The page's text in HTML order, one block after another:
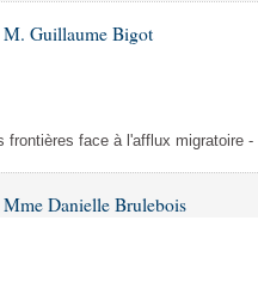
M. Guillaume Bigot
frontières face à l'afflux migratoire
Danielle Brulebois